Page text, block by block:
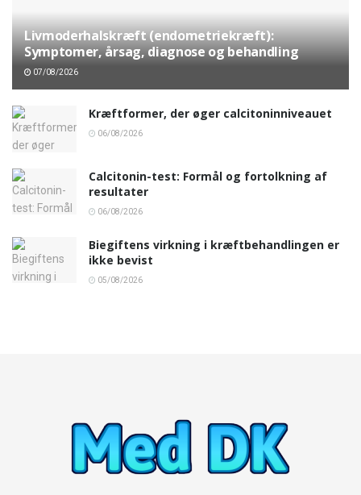
Livmoderhalskræft (endometriekræft):
Symptomer, årsag, diagnose og behandling
07/08/2026
Kræftformer, der øger calcitoninniveauet
06/08/2026
Calcitonin-test: Formål og fortolkning af
resultater
06/08/2026
Biegiftens virkning i kræftbehandlingen er
ikke bevist
05/08/2026